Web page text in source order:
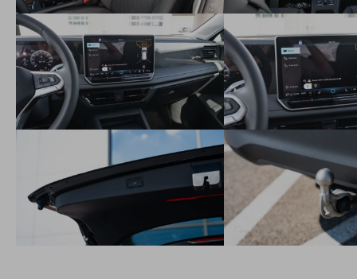
eCall – tiesňové volanie
Driving experience control - otočný ovládač na stredovej
konzole s 3 funkciami
Nastavenie jazdného profilu vozidla
Imobilizér
Elektromechanický posilňovač riadenia s premenlivým
účinkom v závislosti na rýchlosti
Elektronická parkovacia brzda s funkciou AUTO-HOLD
Asistent rozjazdu do kopca
Asistent zjazdu z kopca (pre 4MOTION)
Kontrola stavu tlaku v pneumatikách cez snímače ABS
Systém rekuperácie brzdnej energie a Start-Stop System
SCR - selektívna katalytická redukcia emisií NOx pomocou